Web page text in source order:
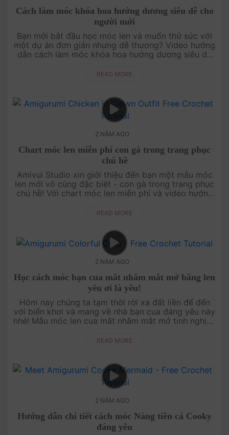
Cách làm móc khóa hoa hướng dương siêu dễ cho
người mới
Bạn mới bắt đầu học móc len và muốn thử sức với
một dự án đơn giản nhưng dễ thương? Video hướng
dẫn cách làm móc khóa hoa hướng dương siêu dễ
dẫn từng bước ....
READ MORE
2 NĂM AGO
Chart móc len miễn phí con gà trong trang phục
chú hề
Amivui Studio xin giới thiệu đến bạn một mẫu móc
len mới vô cùng đặc biệt - con gà trong trang phục
chú hề! Với chart móc len miễn phí và video hướng
đáo và vui nhộn....
READ MORE
2 NĂM AGO
Học cách móc bạn cua mắt nhắm mắt mở bằng len
yêu ơi là yêu!
Hôm nay chúng ta tạm thời rời xa đất liền để đến
với biển khơi và mang về nhà bạn cua đáng yêu này
nhé! Mẫu móc len cua mắt nhắm mắt mở tinh nghịch
thích sự s....
READ MORE
2 NĂM AGO
Hướng dẫn chi tiết cách móc Nàng tiên cá Cooky
đáng yêu